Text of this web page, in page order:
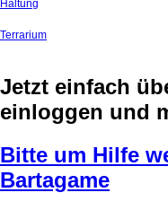
Haltung
Terrarium
Jetzt einfach
einloggen und
Bitte um Hilfe
Bartagame